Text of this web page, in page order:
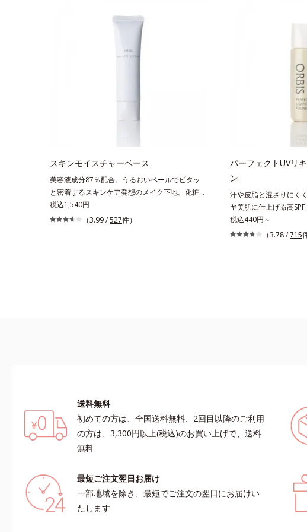
けで簡単にカバーし、まるで素肌そのものが美し
くなったような、うるツヤ美肌を演出します。*
ラウロイルリシン配合＝肌なじみを良くする仕上
スキンモイスチャーベース
美容液成分87％配合。うるおいベールでピタッ
と密着するスキンケア発想のメイク下地。化粧ノ
リ＆もちUP！ファンデーションの仕上がりを格
上げする、スキンケア発想の化粧下地です。うる
税込1,540円
（3.99 /527件）
パーフェクトUVリ
ン
汗や皮脂と混ざりにく
ヤ美肌に仕上げる高SPF
PA++++で紫外線を強力
ら美肌が10時間(*)続く
税込440円～
（3.78 /715
送料無料
初めての方は、全国送料無料、2回目以降のご利用
の方は、3,300円以上(税込)のお買い上げで、送料
無料
最短ご注文翌日お届け
一部地域を除き、最短でご注文の翌日にお届けい
たします